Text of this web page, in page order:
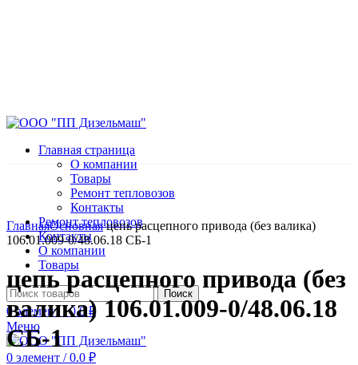
Главная страница
О компании
Товары
Ремонт тепловозов
Контакты
Ремонт тепловозов
Контакты
О компании
Товары
Поиск
0элемент 0.0₽
Меню
0 элемент / 0.0 ₽
Нажмите, чтобы увеличить
ГлавнаяОсновнаяцепь расцепного привода (без валика)
106.01.009-0/48.06.18 СБ-1
цепь расцепного привода (без
валика) 106.01.009-0/48.06.18
СБ-1